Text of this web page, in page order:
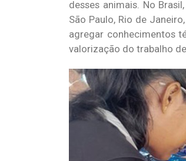
desses animais. No
São Paulo, Rio de
agregar conhecimentos
valorização do trabalho